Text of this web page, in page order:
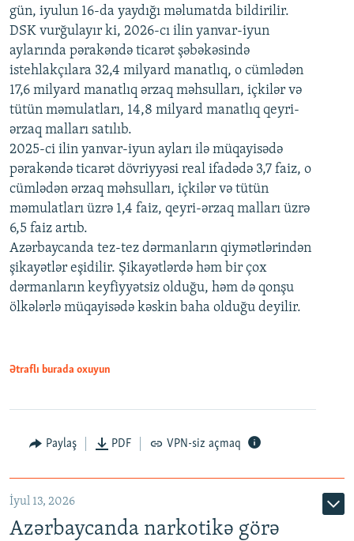
1080p
gün, iyulun 16-da yaydığı məlumatda bildirilir.
DSK vurğulayır ki, 2026-cı ilin yanvar-iyun
aylarında pərakəndə ticarət şəbəkəsində
istehlakçılara 32,4 milyard manatlıq, o cümlədən
17,6 milyard manatlıq ərzaq məhsulları, içkilər və
tütün məmulatları, 14,8 milyard manatlıq qeyri-
ərzaq malları satılıb.
2025-ci ilin yanvar-iyun ayları ilə müqayisədə
pərakəndə ticarət dövriyyəsi real ifadədə 3,7 faiz, o
cümlədən ərzaq məhsulları, içkilər və tütün
məmulatları üzrə 1,4 faiz, qeyri-ərzaq malları üzrə
6,5 faiz artıb.
Azərbaycanda tez-tez dərmanların qiymətlərindən
şikayətlər eşidilir. Şikayətlərdə həm bir çox
dərmanların keyfiyyətsiz olduğu, həm də qonşu
ölkələrlə müqayisədə kəskin baha olduğu deyilir.
Ətraflı burada oxuyun
Paylaş PDF VPN-siz açmaq
İyul 13, 2026
Azərbaycanda narkotikə görə